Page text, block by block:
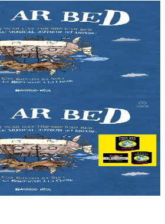
Are, e kalon Breizh. Un noz e tiviz ar
ar bed. Ur bedadenn da veajiñ gant
Are, e kalon Breizh. Un noz e tiviz ar
ar bed. Ur bedadenn da veajiñ gant